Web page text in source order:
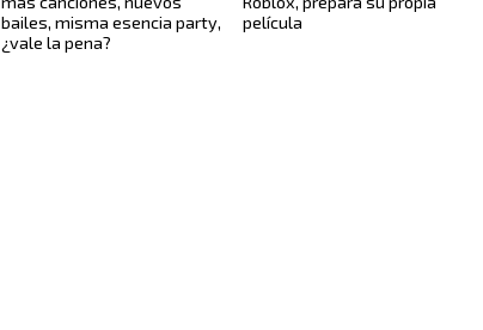
bailes, misma esencia party,
¿vale la pena?
película